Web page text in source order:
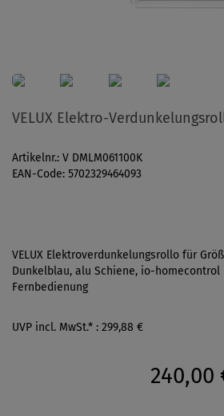
VELUX Elektro-
Artikelnr.: V DMLM061100K
EAN-Code: 5702329464093
VELUX Elektroverdunkelungsrollo für
Dunkelblau, alu Schiene, io-
Fernbedienung
UVP incl. MwSt.* : 299,88 €
240,00